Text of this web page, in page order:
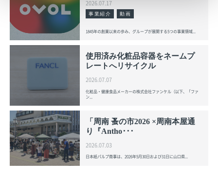
2026.07.17
事業紹介
動画
1845年の創業以来の歩み、グループが展開する5つの事業領域...
使用済み化粧品容器をネームプ
レートへリサイクル
2026.07.07
化粧品・健康食品メーカーの株式会社ファンケル（以下、「ファ
ン...
「周南 蚤の市2026 ×周南本屋通
り『Antho･･･
2026.07.03
日本紙パルプ商事は、2026年5月30日および31日に山口県...